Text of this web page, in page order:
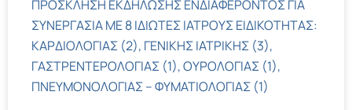
ΠΡΟΣΚΛΗΣΗ ΕΚΔΗΛΩΣΗΣ ΕΝΔΙΑΦΕΡΟΝΤΟΣ ΓΙΑ
ΣΥΝΕΡΓΑΣΙΑ ΜΕ 8 ΙΔΙΩΤΕΣ ΙΑΤΡΟΥΣ ΕΙΔΙΚΟΤΗΤΑΣ:
ΚΑΡΔΙΟΛΟΓΙΑΣ (2), ΓΕΝΙΚΗΣ ΙΑΤΡΙΚΗΣ (3),
ΓΑΣΤΡΕΝΤΕΡΟΛΟΓΙΑΣ (1), ΟΥΡΟΛΟΓΙΑΣ (1),
ΠΝΕΥΜΟΝΟΛΟΓΙΑΣ – ΦΥΜΑΤΙΟΛΟΓΙΑΣ (1)